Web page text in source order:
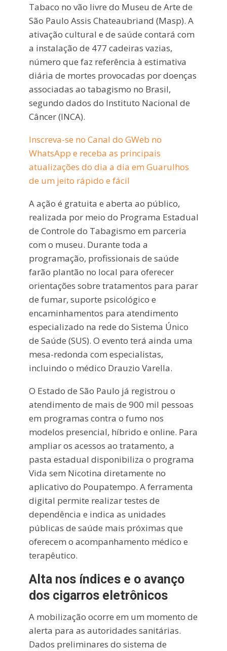
Tabaco no vão livre do Museu de Arte de
São Paulo Assis Chateaubriand (Masp). A
ativação cultural e de saúde contará com
a instalação de 477 cadeiras vazias,
número que faz referência à estimativa
diária de mortes provocadas por doenças
associadas ao tabagismo no Brasil,
segundo dados do Instituto Nacional de
Câncer (INCA).
Inscreva-se no Canal do GWeb no
WhatsApp e receba as principais
atualizações do dia a dia em Guarulhos
de um jeito rápido e fácil
A ação é gratuita e aberta ao público,
realizada por meio do Programa Estadual
de Controle do Tabagismo em parceria
com o museu. Durante toda a
programação, profissionais de saúde
farão plantão no local para oferecer
orientações sobre tratamentos para parar
de fumar, suporte psicológico e
encaminhamentos para atendimento
especializado na rede do Sistema Único
de Saúde (SUS). O evento terá ainda uma
mesa-redonda com especialistas,
incluindo o médico Drauzio Varella.
O Estado de São Paulo já registrou o
atendimento de mais de 900 mil pessoas
em programas contra o fumo nos
modelos presencial, híbrido e online. Para
ampliar os acessos ao tratamento, a
pasta estadual disponibiliza o programa
Vida sem Nicotina diretamente no
aplicativo do Poupatempo. A ferramenta
digital permite realizar testes de
dependência e indica as unidades
públicas de saúde mais próximas que
oferecem o acompanhamento médico e
terapêutico.
Alta nos índices e o avanço
dos cigarros eletrônicos
A mobilização ocorre em um momento de
alerta para as autoridades sanitárias.
Dados preliminares do sistema de